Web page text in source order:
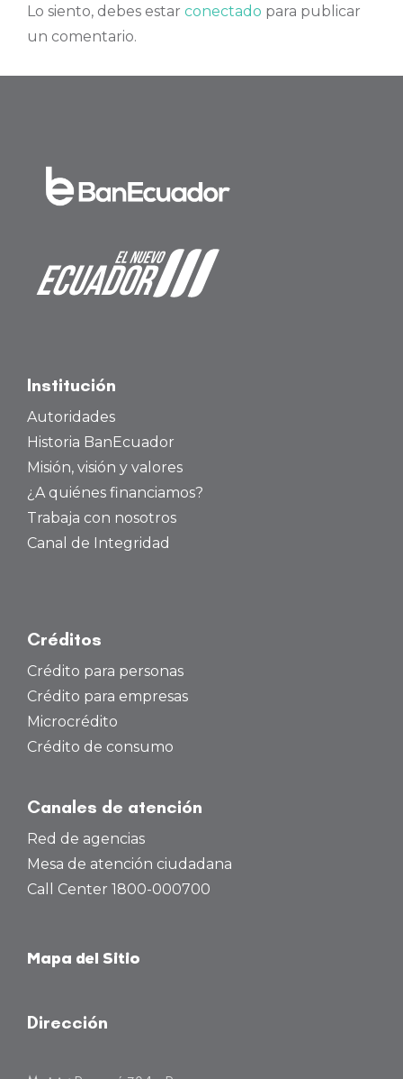
Lo siento, debes estar conectado para publicar
un comentario.
Institución
Autoridades
Historia BanEcuador
Misión, visión y valores
¿A quiénes financiamos?
Trabaja con nosotros
Canal de Integridad
Créditos
Crédito para personas
Crédito para empresas
Microcrédito
Crédito de consumo
Canales de atención
Red de agencias
Mesa de atención ciudadana
Call Center 1800-000700
Mapa del Sitio
Dirección